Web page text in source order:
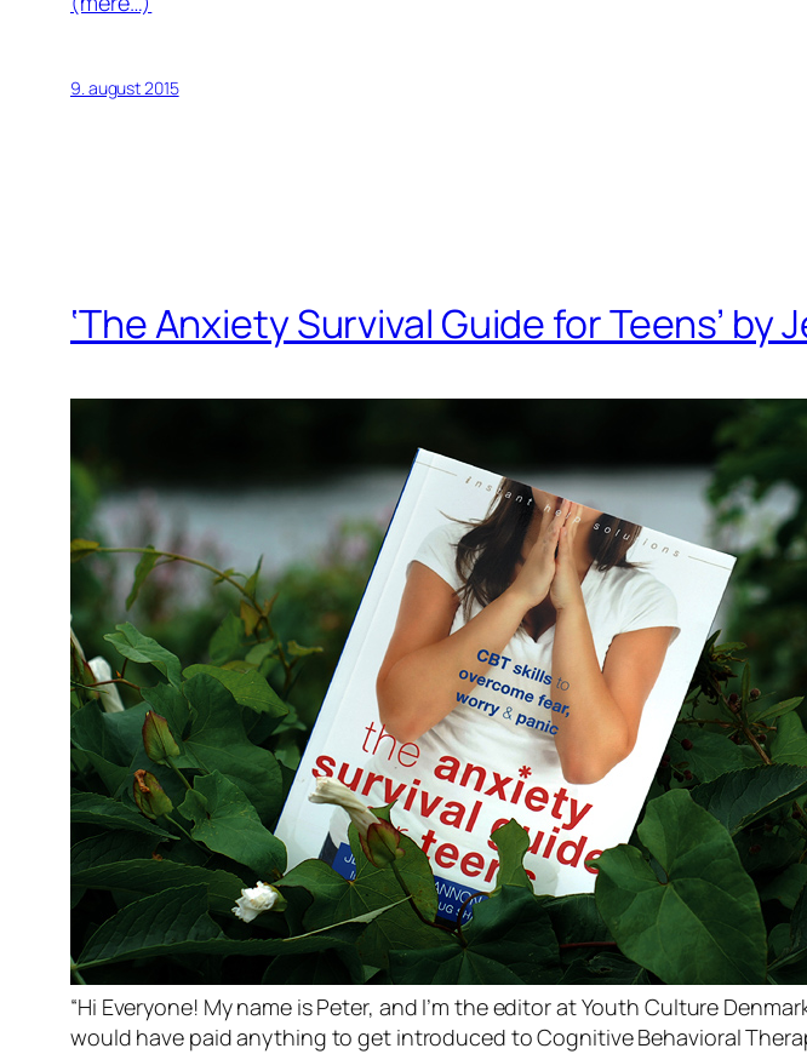
9. august 2015
‘The Anxiety Survival Guide for Teens’ by
“Hi Everyone! My name is Peter, and I’m the editor at Youth Culture
would have paidanything to get introduced to Cognitive Behavioral